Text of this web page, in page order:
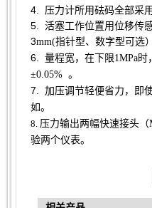
4. 压力计所用砝码全部采
5. 活塞工作位置用位移传
3mm(指针型、数字型可选）
6. 量程宽，在下限1MPa时
±0.05% 。
7. 加压调节轻便省力，即
如。
8. 压力输出两幅快速接头（
验两个仪表。